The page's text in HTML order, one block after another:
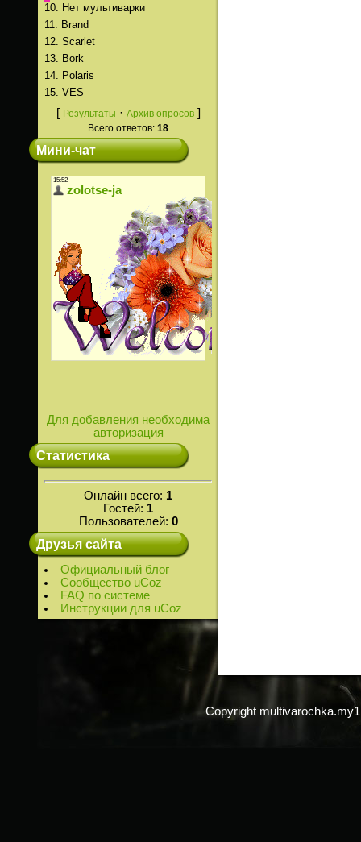
10.
Нет мультиварки
11.
Brand
12. Scarlet
13.
Bork
14.
Polaris
15. VES
[ Результаты · Архив опросов]
Всего ответов: 18
Мини-чат
Для добавления необходима
авторизация
Статистика
Онлайн всего: 1
Гостей: 1
Пользователей: 0
Друзья сайта
Официальный блог
Сообщество uCoz
FAQ по системе
Инструкции для uCoz
Copyright